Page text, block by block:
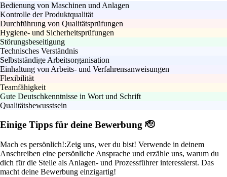
Bedienung von Maschinen und Anlagen
Kontrolle der Produktqualität
Durchführung von Qualitätsprüfungen
Hygiene- und Sicherheitsprüfungen
Störungsbeseitigung
Technisches Verständnis
Selbstständige Arbeitsorganisation
Einhaltung von Arbeits- und Verfahrensanweisungen
Flexibilität
Teamfähigkeit
Gute Deutschkenntnisse in Wort und Schrift
Qualitätsbewusstsein
Einige Tipps für deine Bewerbung 🫡
Mach es persönlich!:Zeig uns, wer du bist! Verwende in deinem
Anschreiben eine persönliche Ansprache und erzähle uns, warum du
dich für die Stelle als Anlagen- und Prozessführer interessierst. Das
macht deine Bewerbung einzigartig!